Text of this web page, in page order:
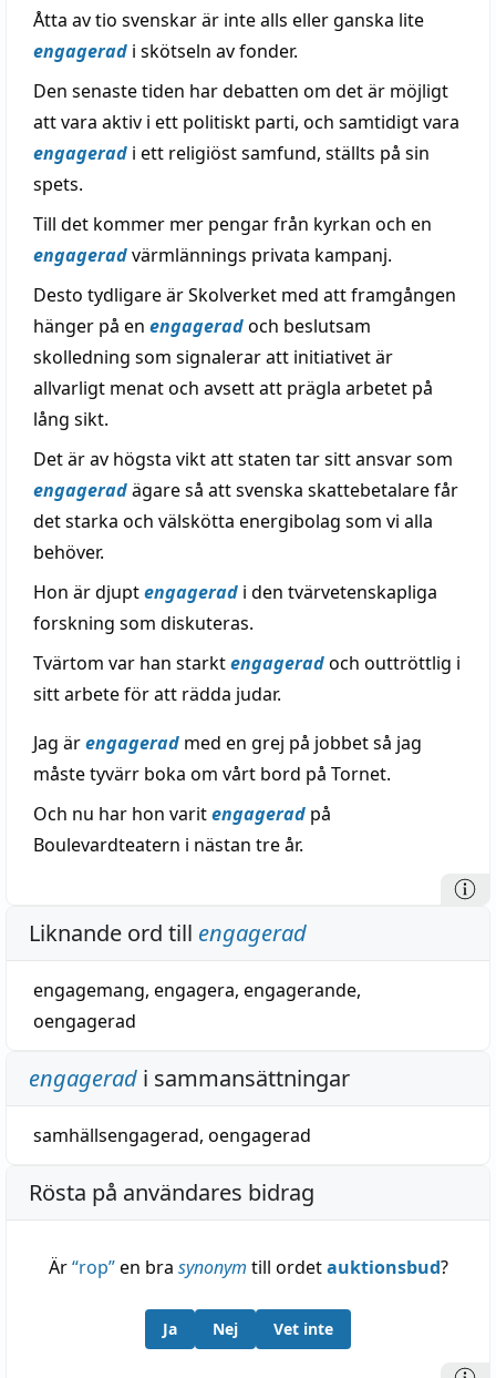
Åtta av tio svenskar är inte alls eller ganska lite
engagerad i skötseln av fonder.
Den senaste tiden har debatten om det är möjligt
att vara aktiv i ett politiskt parti, och samtidigt vara
engagerad i ett religiöst samfund, ställts på sin
spets.
Till det kommer mer pengar från kyrkan och en
engageradvärmlännings privata kampanj.
Desto tydligare är Skolverket med att framgången
hänger på en engageradoch beslutsam
skolledning som signalerar att initiativet är
allvarligt menat och avsett att prägla arbetet på
lång sikt.
Det är av högsta vikt att staten tar sitt ansvar som
engageradägare så att svenska skattebetalare får
det starka och välskötta energibolag som vi alla
behöver.
Hon är djuptengagerad i den tvärvetenskapliga
forskning som diskuteras.
Tvärtom var han starktengageradoch outtröttlig i
sitt arbete för att rädda judar.
Jag ärengagerad med en grej på jobbet så jag
måste tyvärr boka om vårt bord på Tornet.
Och nu har hon varitengagerad på
Boulevardteatern i nästan tre år.
Liknande ord till engagerad
engagemang, engagera, engagerande,
oengagerad
engagerad i sammansättningar
samhällsengagerad, oengagerad
Rösta på användares bidrag
Är“rop”en bra synonym till ordetauktionsbud?
Ja Nej Vet inte